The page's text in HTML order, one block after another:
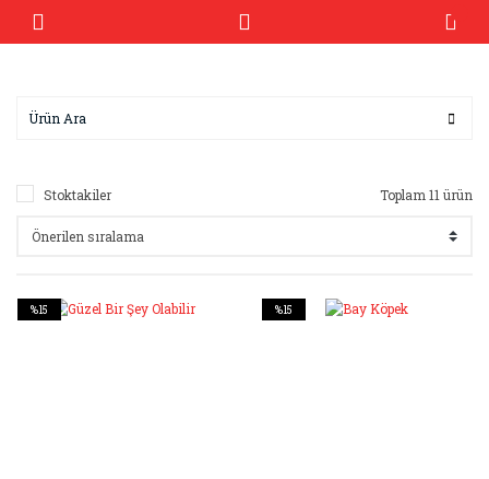
Stoktakiler Toplam 11 ürün
%15 %15